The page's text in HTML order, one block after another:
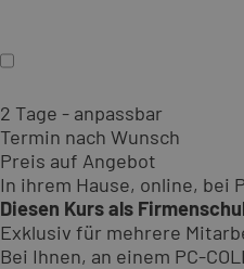
2 Tage - anpassbar
Termin nach Wunsch
Preis auf Angebot
In ihrem Hause, online, bei
Diesen Kurs als
Exklusiv für mehrere
Bei Ihnen, an einem PC-